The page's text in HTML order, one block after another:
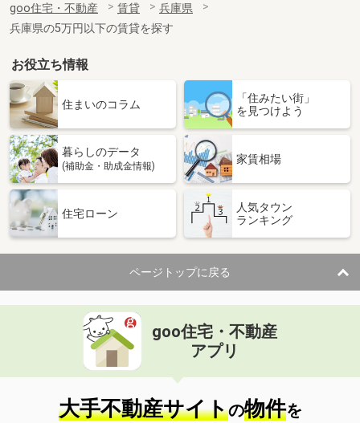
専有面積
17.64m²
間取り
ワンルーム
兵庫県神戸市東灘区甲南町４
価 格
10.60万円
兵庫県神戸市東灘区甲南町４
専有面積 40.5m²
間取り
兵庫県明石市東野町
住 所
兵庫県明石市東野町
専有面積 53.46m²
間取り
3DK
兵庫県神戸市東灘区森北町６丁目
価 格
12.70万円
住 所
兵庫県神戸市東灘区森北町６丁目
専有面積 79.75m²
間取り
3LDK
goo住宅・不動産 賃貸
兵庫県
兵庫県の5万円以下の賃貸を探す
お役立ち情報
住まいのコラム
「住みたい街」
を見つけよう
暮らしのデータ
(補助金・助成金情報)
家賃相場
住宅ローン
人気タウン
ランキング
ページトップに戻る
goo住宅・不動産
アプリ
大手不動産サイトの物件を